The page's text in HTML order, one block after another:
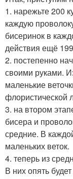
1. нарежьте 200
каждую
бисеринок в
действия ещё
2. постепенно
своими руками.
маленькие
флористической
3. на втором
бисера и
средние. В
маленьких веток.
4. теперь из
В них опять